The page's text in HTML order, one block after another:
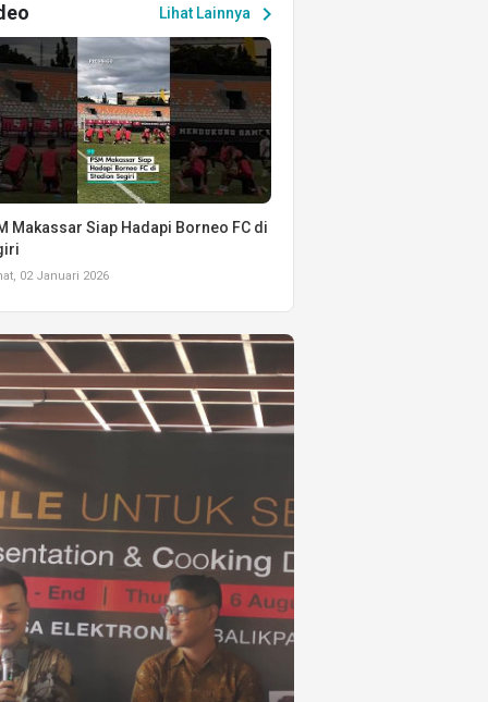
Lihat Lainnya chevron_right
Makassar Siap Hadapi Borneo FC di
02 Januari 2026